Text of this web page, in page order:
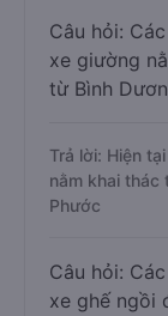
Câu hỏi:
xe giường
từ Bình
Trả lời: Hiện
nằm khai thác
Phước
Câu hỏi:
xe ghế ngồi